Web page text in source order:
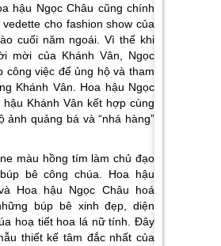
hậu Ngọc Châu cũng chính
cho fashion show của
cuối năm ngoái. Vì thế khi
mời của Khánh Vân, Ngọc
công việc để ủng hộ và tham
Khánh Vân. Hoa hậu Ngọc
hậu Khánh Vân kết hợp cùng
ảnh quảng bá và “nhá hàng”
màu hồng tím làm chủ đạo
bê công chúa. Hoa hậu
Hoa hậu Ngọc Châu hoá
búp bê xinh đẹp, diện
hoạ tiết hoa lá nữ tính. Đây
thiết kế tâm đắc nhất của